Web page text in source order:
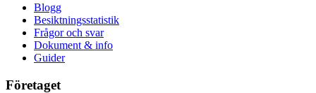
Blogg
Besiktningsstatistik
Frågor och svar
Dokument & info
Guider
Företaget